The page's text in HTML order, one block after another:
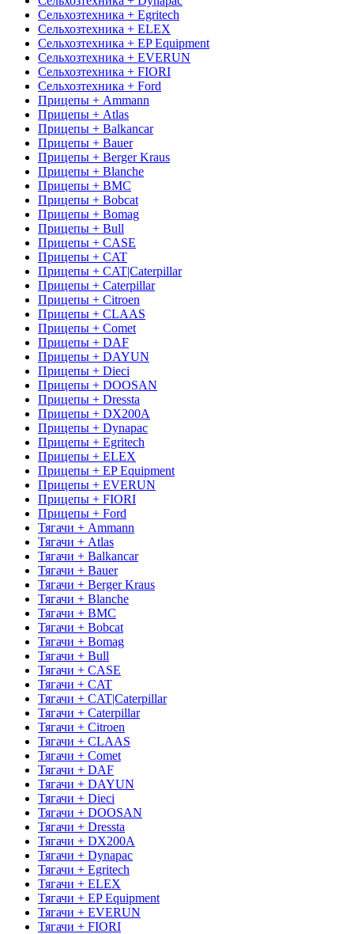
Сельхозтехника + Egritech
Сельхозтехника + ELEX
Сельхозтехника + EP Equipment
Сельхозтехника + EVERUN
Сельхозтехника + FIORI
Сельхозтехника + Ford
Прицепы + Ammann
Прицепы + Atlas
Прицепы + Balkancar
Прицепы + Bauer
Прицепы + Berger Kraus
Прицепы + Blanche
Прицепы + BMC
Прицепы + Bobcat
Прицепы + Bomag
Прицепы + Bull
Прицепы + CASE
Прицепы + CAT
Прицепы + CAT|Caterpillar
Прицепы + Caterpillar
Прицепы + Citroen
Прицепы + CLAAS
Прицепы + Comet
Прицепы + DAF
Прицепы + DAYUN
Прицепы + Dieci
Прицепы + DOOSAN
Прицепы + Dressta
Прицепы + DX200A
Прицепы + Dynapac
Прицепы + Egritech
Прицепы + ELEX
Прицепы + EP Equipment
Прицепы + EVERUN
Прицепы + FIORI
Прицепы + Ford
Тягачи + Ammann
Тягачи + Atlas
Тягачи + Balkancar
Тягачи + Bauer
Тягачи + Berger Kraus
Тягачи + Blanche
Тягачи + BMC
Тягачи + Bobcat
Тягачи + Bomag
Тягачи + Bull
Тягачи + CASE
Тягачи + CAT
Тягачи + CAT|Caterpillar
Тягачи + Caterpillar
Тягачи + Citroen
Тягачи + CLAAS
Тягачи + Comet
Тягачи + DAF
Тягачи + DAYUN
Тягачи + Dieci
Тягачи + DOOSAN
Тягачи + Dressta
Тягачи + DX200A
Тягачи + Dynapac
Тягачи + Egritech
Тягачи + ELEX
Тягачи + EP Equipment
Тягачи + EVERUN
Тягачи + FIORI